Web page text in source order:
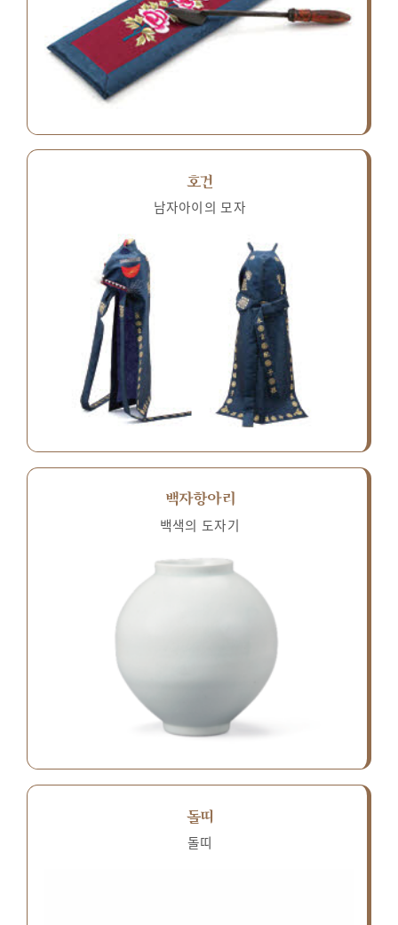
호건
남자아이의 모자
백자항아리
백색의 도자기
돌띠
돌띠